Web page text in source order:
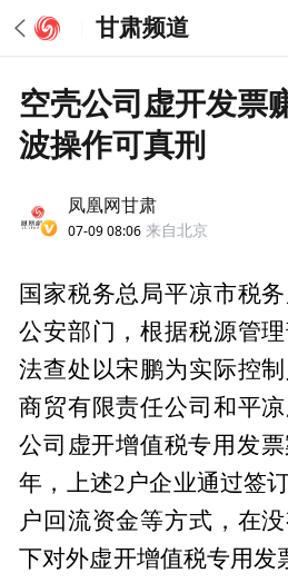
甘肃频道
空壳公司虚开发
波操作可真刑
凤凰网甘肃
07-09 08:06 来自北京
国家税务总局平凉市税
公安部门，根据税源管
法查处以宋鹏为实际控
商贸有限责任公司和平
公司虚开增值税专用发
年，上述2户企业通过签
户回流资金等方式，在
下对外虚开增值税专用发